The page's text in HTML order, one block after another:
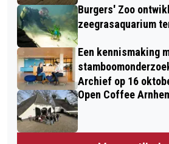
Burgers' Zoo
zeegrasaquarium
Een kennismaking
Archief op 16
Open Coffee